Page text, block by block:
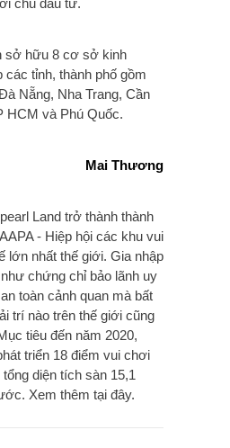
chủ đầu tư.
sở hữu 8 cơ sở kinh
các tỉnh, thành phố gồm
Nẵng, Nha Trang, Cần
HCM và Phú Quốc.
Mai Thương
Land trở thành thành
- Hiệp hội các khu vui
lớn nhất thế giới. Gia nhập
chứng chỉ bảo lãnh uy
toàn cảnh quan mà bất
trí nào trên thế giới cũng
tiêu đến năm 2020,
triển 18 điểm vui chơi
diện tích sàn 15,1
Xem thêm tại đây.